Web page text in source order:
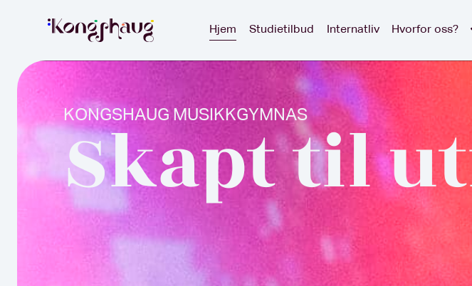
Hjem Studietilbud Internatliv Hvorfor oss?
KONGSHAUG MUSIKKGYMNAS
Skapt til